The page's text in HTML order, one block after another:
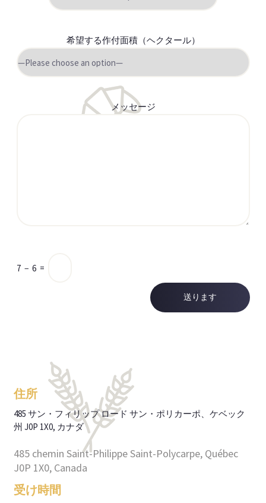
希望する作付面積（ヘクタール）
メッセージ
7 − 6 =
住所
485 サン・フィリップ ロード サン・ポリカーポ、ケベック
州 J0P 1X0, カナダ
485 chemin Saint-PhilippeSaint-Polycarpe, Québec
J0P 1X0, Canada
受け時間